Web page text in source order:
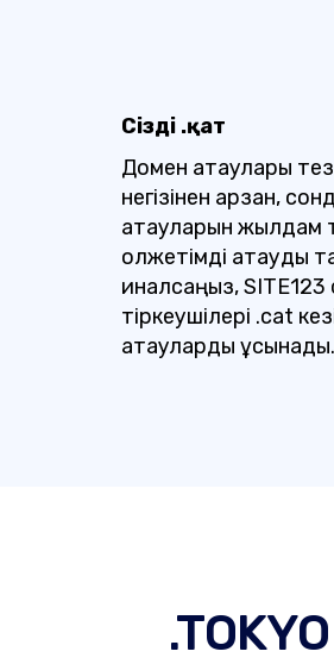
Сіздің .қат
Домен атаулары
негізінен арзан,
атауларын жылдам
қолжетімді атауды
қиналсаңыз, SITE123
тіркеушілері .cat
атауларды ұсынады.